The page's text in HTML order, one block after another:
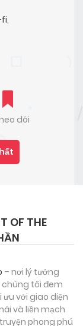
,
dõi
OF THE
– nơi lý tưởng
chúng tôi đem
với giao diện
và liền mạch
phong phú